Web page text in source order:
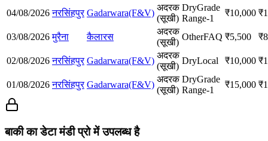
04/08/2026 नरसिंहपुर Gadarwara(F&V)
अदरक
(सूखी)
DryGrade
Range-1
₹10,000 ₹
03/08/2026 मुरैना कैलारस
अदरक
(सूखी)
OtherFAQ ₹5,500 ₹
02/08/2026 नरसिंहपुर Gadarwara(F&V)
अदरक
(सूखी)
DryLocal ₹10,000 ₹
01/08/2026 नरसिंहपुर Gadarwara(F&V)
अदरक
(सूखी)
DryGrade
Range-1
₹15,000 ₹
बाकी का डेटा मंडी प्रो में उपलब्ध है